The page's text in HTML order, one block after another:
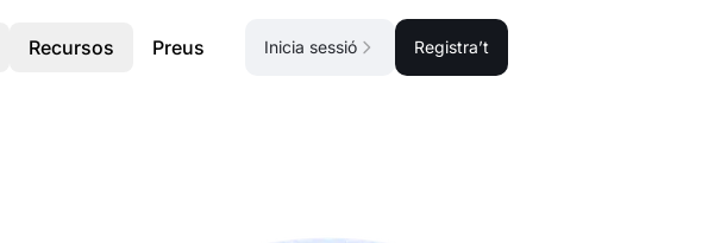
Recursos Preus Inicia sessió Registra’t